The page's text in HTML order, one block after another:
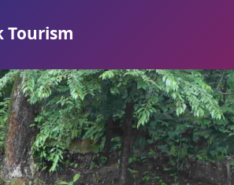
Tourism